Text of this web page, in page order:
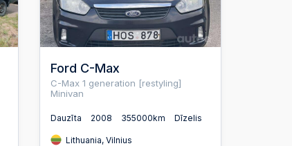
Ford C-Max
C-Max 1 generation [restyling]
Minivan
Dauzīta 2008 355000km Dīzelis
Lithuania, Vilnius